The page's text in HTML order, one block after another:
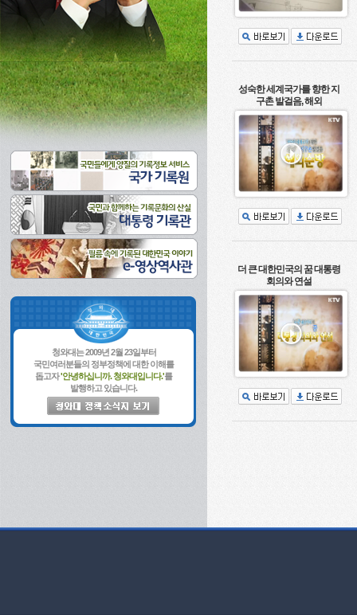
청와대는 2009년 2월 23일부터
국민여러분들의 정부정책에 대한 이해를
돕고자'안녕하십니까. 청와대입니다.'를
발행하고 있습니다.
성숙한 세계국가를 향한 지
구촌 발걸음, 해외
더 큰 대한민국의 꿈 대통령
회의와 연설